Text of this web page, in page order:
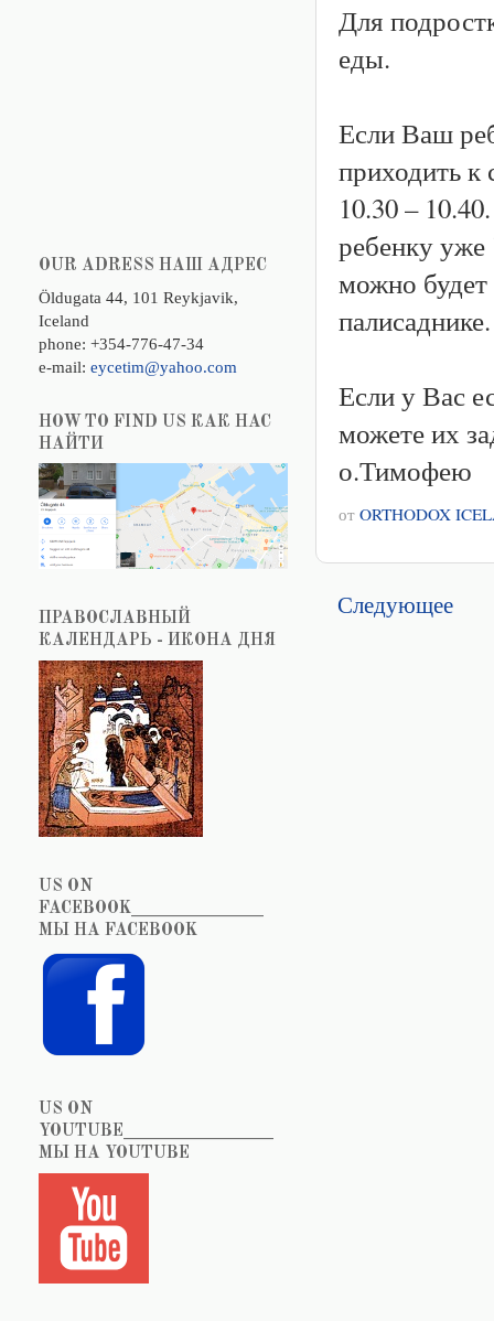
Для
еды.
Если Ваш
приходить к
10.30 –
ребенку уже
можно будет
палисаднике.
Если у Вас
можете их
о.Тимофею
от ORTHODOX
Следующее
OUR ADRESS НАШ АДРЕС
Öldugata 44, 101 Reykjavik,
Iceland
phone: +354-776-47-34
e-mail: eycetim@yahoo.com
HOW TO FIND US КАК НАС
НАЙТИ
ПРАВОСЛАВНЫЙ
КАЛЕНДАРЬ - ИКОНА ДНЯ
US ON
FACEBOOK_______________
МЫ НА FACEBOOK
US ON
YOUTUBE_________________
МЫ НА YOUTUBE